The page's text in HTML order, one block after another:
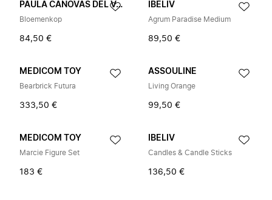
PAULA CANOVAS DEL VAS
Bloemenkop
84,50 €
IBELIV
Agrum Paradise Medium
89,50 €
MEDICOM TOY
Bearbrick Futura
333,50 €
ASSOULINE
Living Orange
99,50 €
MEDICOM TOY
Marcie Figure Set
183 €
IBELIV
Candles & Candle Sticks
136,50 €